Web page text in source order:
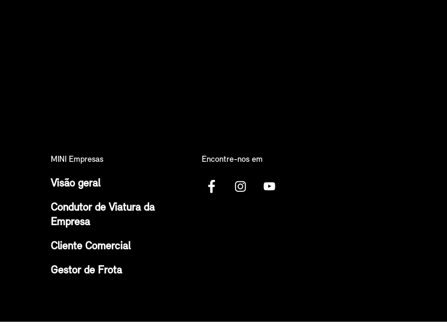
MINI Empresas
Visão geral
Condutor de Viatura da
Empresa
Cliente Comercial
Gestor de Frota
Encontre-nos em